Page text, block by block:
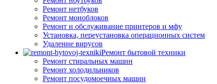
Ремонт нетбуков
Ремонт моноблоков
Ремонт и обслуживание принтеров и мфу
Установка, переустановка операционных систем
Удаление вирусов
Ремонт бытовой техники
Ремонт стиральных машин
Ремонт холодильников
Ремонт посудомоечных машин